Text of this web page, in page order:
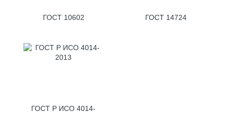
ГОСТ 10602 ГОСТ 14724
ГОСТ Р ИСО 4014-